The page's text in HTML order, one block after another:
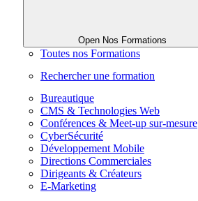
Open Nos Formations
Toutes nos Formations
Rechercher une formation
Bureautique
CMS & Technologies Web
Conférences & Meet-up sur-mesure
CyberSécurité
Développement Mobile
Directions Commerciales
Dirigeants & Créateurs
E-Marketing